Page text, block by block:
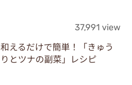
37,991 view
和えるだけで簡単！「きゅう
りとツナの副菜」レシピ